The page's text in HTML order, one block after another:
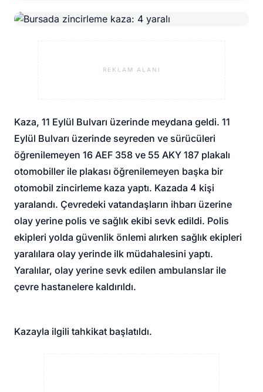
REKLAM ALANI
Kaza, 11 Eylül Bulvarı üzerinde meydana geldi. 11
Eylül Bulvarı üzerinde seyreden ve sürücüleri
öğrenilemeyen 16 AEF 358 ve 55 AKY 187 plakalı
otomobiller ile plakası öğrenilemeyen başka bir
otomobil zincirleme kaza yaptı. Kazada 4 kişi
yaralandı. Çevredeki vatandaşların ihbarı üzerine
olay yerine polis ve sağlık ekibi sevk edildi. Polis
ekipleri yolda güvenlik önlemi alırken sağlık ekipleri
yaralılara olay yerinde ilk müdahalesini yaptı.
Yaralılar, olay yerine sevk edilen ambulanslar ile
çevre hastanelere kaldırıldı.
Kazayla ilgili tahkikat başlatıldı.